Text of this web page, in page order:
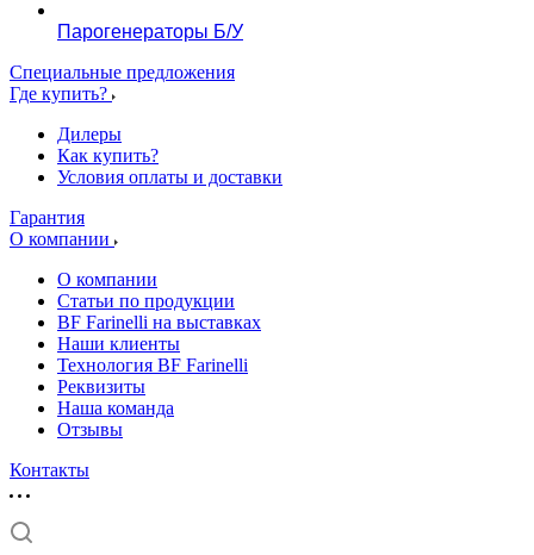
Парогенераторы Б/У
Специальные предложения
Где купить?
Дилеры
Как купить?
Условия оплаты и доставки
Гарантия
О компании
О компании
Статьи по продукции
BF Farinelli на выставках
Наши клиенты
Технология BF Farinelli
Реквизиты
Наша команда
Отзывы
Контакты